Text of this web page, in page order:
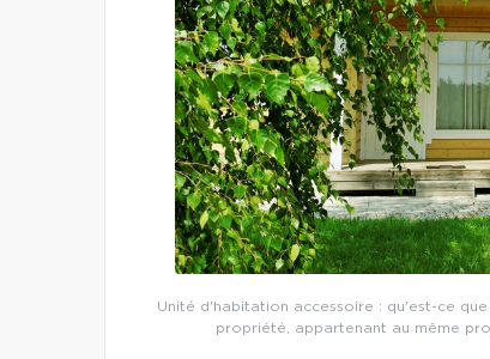
Unité d'habitation accessoire : qu'est-ce que
propriété, appartenant au même